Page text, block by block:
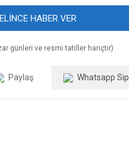
HABER VER
günleri ve resmi tatiller hariçtir)
Paylaş Whatsapp